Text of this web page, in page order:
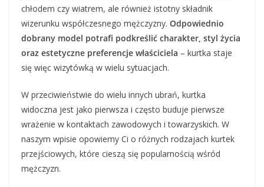
chłodem czy wiatrem, ale również istotny składnik
wizerunku współczesnego mężczyzny. Odpowiednio
dobrany model potrafi podkreślić charakter, styl życia
oraz estetyczne preferencje właściciela – kurtka staje
się więc wizytówką w wielu sytuacjach.
W przeciwieństwie do wielu innych ubrań, kurtka
widoczna jest jako pierwsza i często buduje pierwsze
wrażenie w kontaktach zawodowych i towarzyskich. W
naszym wpisie opowiemy Ci o różnych rodzajach kurtek
przejściowych, które cieszą się popularnością wśród
mężczyzn.